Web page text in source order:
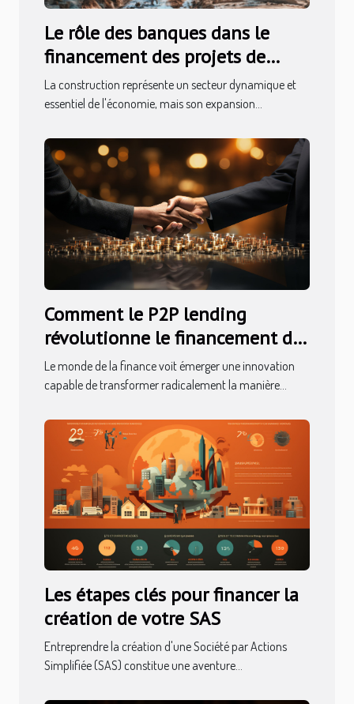
Le rôle des banques dans le
financement des projets de
construction
La construction représente un secteur dynamique et
essentiel de l'économie, mais son expansion...
Comment le P2P lending
révolutionne le financement des
petits projets
Le monde de la finance voit émerger une innovation
capable de transformer radicalement la manière...
Les étapes clés pour financer la
création de votre SAS
Entreprendre la création d'une Société par Actions
Simplifiée (SAS) constitue une aventure...